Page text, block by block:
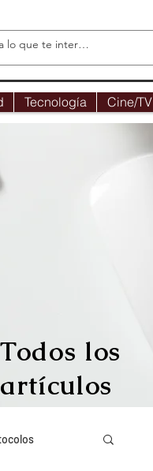
Tecnología Cine/TV
Todos los
artículos